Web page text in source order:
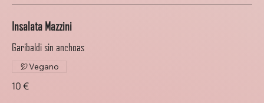
Insalata Mazzini
Garibaldi sin anchoas
10 €
Vegano